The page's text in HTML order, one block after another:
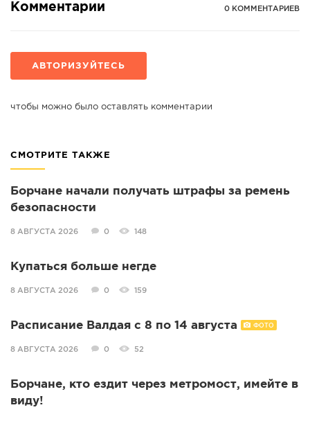
Комментарии 0 КОММЕНТАРИЕВ
АВТОРИЗУЙТЕСЬ
чтобы можно было оставлять комментарии
СМОТРИТЕ ТАКЖЕ
Борчане начали получать штрафы за ремень
безопасности
8 АВГУСТА 2026 0 148
Купаться больше негде
8 АВГУСТА 2026 0 159
Расписание Валдая с 8 по 14 августа ФОТО
8 АВГУСТА 2026 0 52
Борчане, кто ездит через метромост, имейте в
виду!